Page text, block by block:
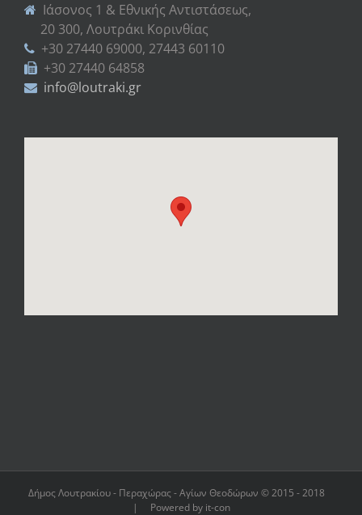
Ιάσονος 1 & Εθνικής Αντιστάσεως,
20 300, Λουτράκι Κορινθίας
+30 27440 69000, 27443 60110
+30 27440 64858
info@loutraki.gr
Δήμος Λουτρακίου - Περαχώρας - Αγίων Θεοδώρων © 2015 - 2018
| Powered by it-con